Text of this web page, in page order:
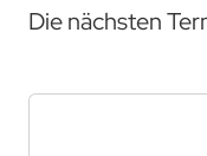
Die nächsten